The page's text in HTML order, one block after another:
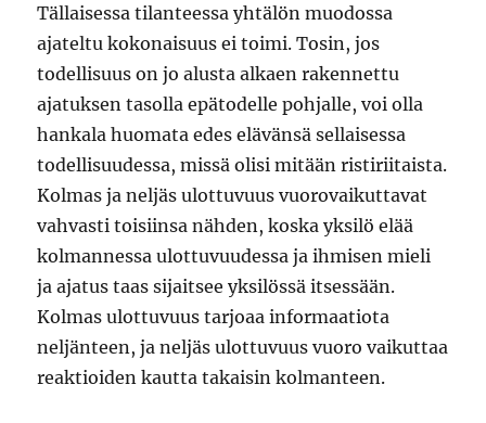
Tällaisessa tilanteessa yhtälön muodossa
ajateltu kokonaisuus ei toimi. Tosin, jos
todellisuus on jo alusta alkaen rakennettu
ajatuksen tasolla epätodelle pohjalle, voi olla
hankala huomata edes elävänsä sellaisessa
todellisuudessa, missä olisi mitään ristiriitaista.
Kolmas ja neljäs ulottuvuus vuorovaikuttavat
vahvasti toisiinsa nähden, koska yksilö elää
kolmannessa ulottuvuudessa ja ihmisen mieli
ja ajatus taas sijaitsee yksilössä itsessään.
Kolmas ulottuvuus tarjoaa informaatiota
neljänteen, ja neljäs ulottuvuus vuoro vaikuttaa
reaktioiden kautta takaisin kolmanteen.